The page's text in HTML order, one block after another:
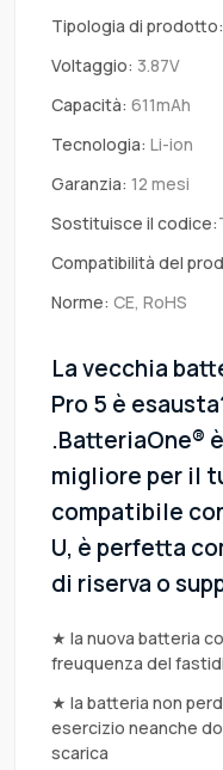
Tipologia di prodotto:
Voltaggio: 3.87V
Capacità: 611mAh
Tecnologia: Li-ion
Garanzia: 12 mesi
Sostituisce il codice:
Compatibilità del
Norme: CE, RoHS
La vecchia
Pro 5 è
.BatteriaOne®
migliore per il
compatibile
U, è perfetta
di riserva o
★ la nuova batteria
freuquenza del
★ la batteria non
esercizio neanche
scarica